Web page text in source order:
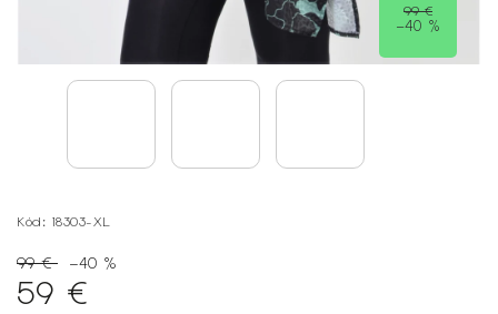
99 €
–40 %
Kód: 18303-XL
99 € –40 %
59 €